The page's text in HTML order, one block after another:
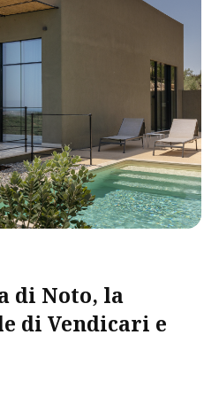
di Noto, la
di Vendicari e